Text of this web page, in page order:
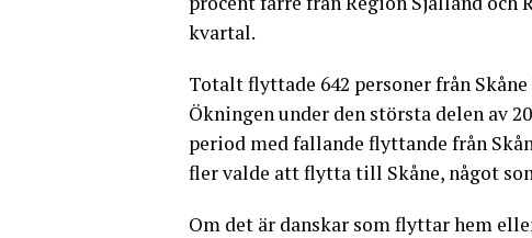
kvartal.
Totalt flyttade 642 personer från
Ökningen under den största delen av
period med fallande flyttande från
fler valde att flytta till Skåne, något
Om det är danskar som flyttar hem